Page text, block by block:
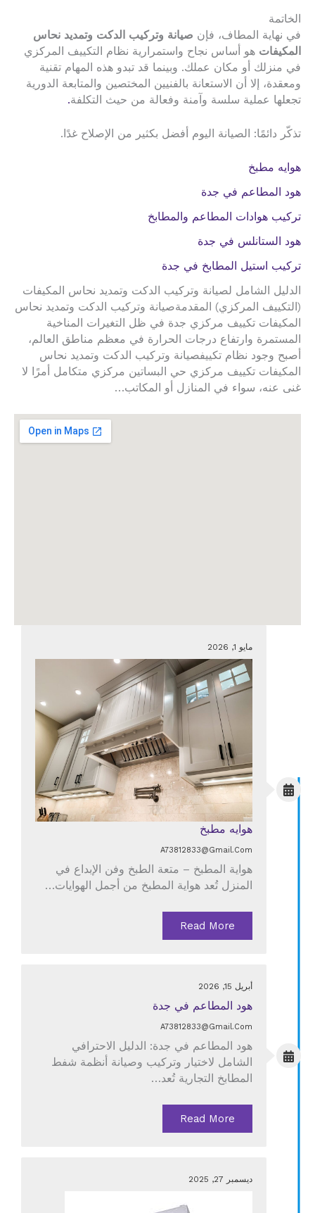
الخاتمة
في نهاية المطاف، فإن صيانة وتركيب الدكت وتمديد نحاس
المكيفات هو أساس نجاح واستمرارية نظام التكييف المركزي
في منزلك أو مكان عملك. وبينما قد تبدو هذه المهام تقنية
ومعقدة، إلا أن الاستعانة بالفنيين المختصين والمتابعة الدورية
تجعلها عملية سلسة وآمنة وفعالة من حيث التكلفة.
تذكّر دائمًا: الصيانة اليوم أفضل بكثير من الإصلاح غدًا.
هوايه مطبخ
هود المطاعم في جدة
تركيب هوادات المطاعم والمطابخ
هود الستانلس في جدة
تركيب استيل المطابخ في جدة
الدليل الشامل لصيانة وتركيب الدكت وتمديد نحاس المكيفات
(التكييف المركزي) المقدمةصيانة وتركيب الدكت وتمديد نحاس
المكيفات تكييف مركزي جدة في ظل التغيرات المناخية
المستمرة وارتفاع درجات الحرارة في معظم مناطق العالم،
أصبح وجود نظام تكييفصيانة وتركيب الدكت وتمديد نحاس
المكيفات تكييف مركزي حي البساتين مركزي متكامل أمرًا لا
غنى عنه، سواء في المنازل أو المكاتب…
مايو 1, 2026
هوايه مطبخ
A73812833@gmail.com
هواية المطبخ – متعة الطبخ وفن الإبداع في
المنزل تُعد هواية المطبخ من أجمل الهوايات…
Read More
أبريل 15, 2026
هود المطاعم في جدة
A73812833@gmail.com
هود المطاعم في جدة: الدليل الاحترافي
الشامل لاختيار وتركيب وصيانة أنظمة شفط
المطابخ التجارية تُعد…
Read More
ديسمبر 27, 2025